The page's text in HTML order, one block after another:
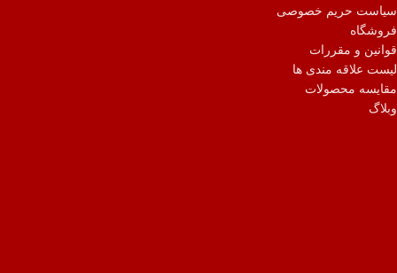
سیاست حریم خصوصی
فروشگاه
قوانین و مقررات
لیست علاقه مندی ها
مقایسه محصولات
وبلاگ